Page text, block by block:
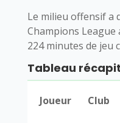
Le milieu offensif a
Champions League
224 minutes de jeu
Tableau
Joueur Club